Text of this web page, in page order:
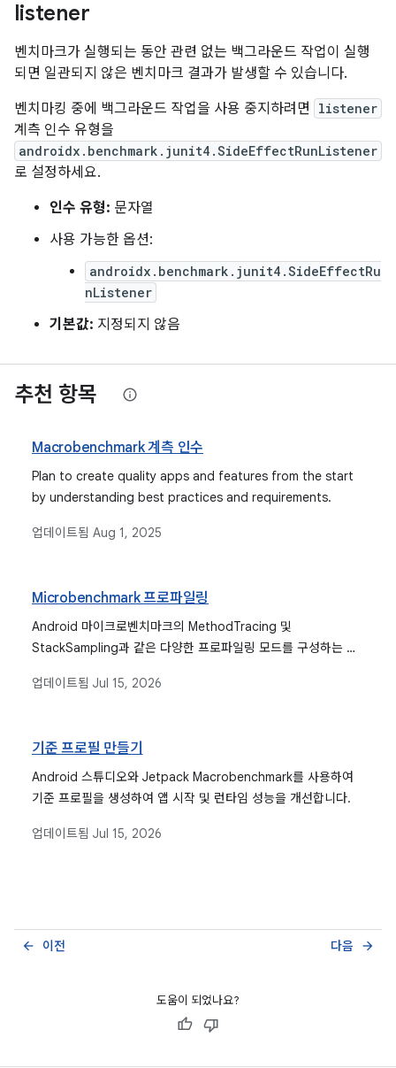
listener
벤치마크가 실행되는 동안 관련 없는 백그라운드 작업이 실행
되면 일관되지 않은 벤치마크 결과가 발생할 수 있습니다.
벤치마킹 중에 백그라운드 작업을 사용 중지하려면
listener
계측 인수 유형을
androidx.benchmark.junit4.SideEffectRunListener
로 설정하세요.
인수 유형: 문자열
사용 가능한 옵션:
androidx.benchmark.junit4.SideEffectRu
nListener
기본값: 지정되지 않음
추천 항목
Macrobenchmark 계측 인수
Plan to create quality apps and features from the start
by understanding best practices and requirements.
업데이트됨 Aug 1, 2025
Microbenchmark 프로파일링
Android 마이크로벤치마크의 MethodTracing 및
StackSampling과 같은 다양한 프로파일링 모드를 구성하는 방
실행을 분석하여 Android 애플리케이션을 최적화하는 데 도움이
업데이트됨 Jul 15, 2026
기준 프로필 만들기
Android 스튜디오와 Jetpack Macrobenchmark를 사용하여
기준 프로필을 생성하여 앱 시작 및 런타임 성능을 개선합니다.
업데이트됨 Jul 15, 2026
이전
arrow_back 다음 arrow_forward
도움이 되었나요?